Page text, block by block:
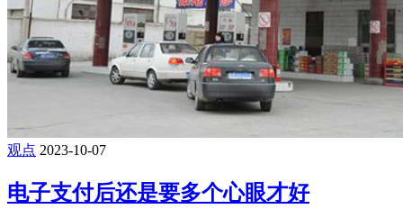
观点 2023-10-07
电子支付后还是要多个心眼才好